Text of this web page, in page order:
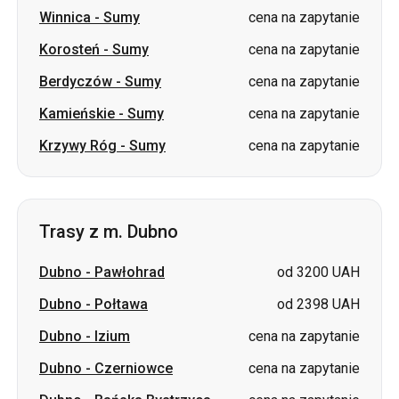
Winnica - Sumy
cena na zapytanie
Korosteń - Sumy
cena na zapytanie
Berdyczów - Sumy
cena na zapytanie
Kamieńskie - Sumy
cena na zapytanie
Krzywy Róg - Sumy cena na zapytanie
Trasy z m. Dubno
Dubno - Pawłohrad
od 3200 UAH
Dubno - Połtawa
od 2398 UAH
Dubno - Izium
cena na zapytanie
Dubno - Czerniowce
cena na zapytanie